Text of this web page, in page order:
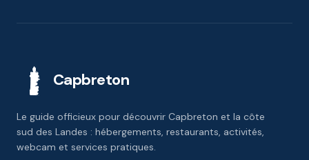
Capbreton
Le guide officieux pour découvrir Capbreton et la côte
sud des Landes : hébergements, restaurants, activités,
webcam et services pratiques.